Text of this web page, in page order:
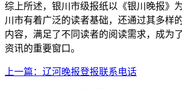
综上所述，银川市级报纸以《银川晚报》
川市有着广泛的读者基础，还通过其多样
内容，满足了不同读者的阅读需求，成为
资讯的重要窗口。
上一篇：辽河晚报登报联系电话